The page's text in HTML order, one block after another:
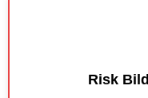
Risk